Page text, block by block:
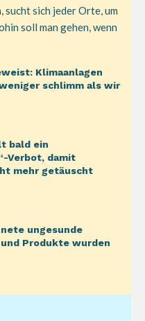
sucht sich jeder Orte, um
soll man gehen, wenn
Klimaanlagen
schlimm als wir
bald ein
Verbot, damit
mehr getäuscht
ungesunde
Produkte wurden